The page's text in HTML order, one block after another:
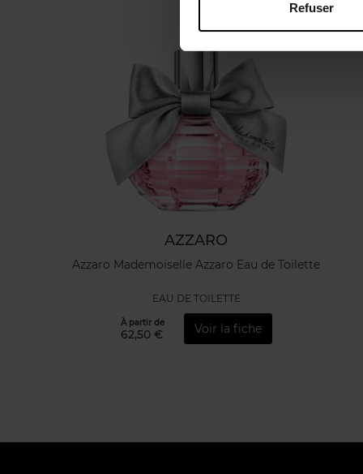
Refuser
AZZARO
Azzaro Mademoiselle Azzaro Eau de Toilette
EAU DE TOILETTE
À partir de
62,50 € Voir la fiche